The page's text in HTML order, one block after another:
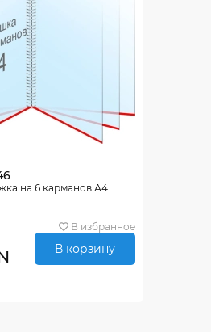
на 6 карманов А4
В избранное
В корзину